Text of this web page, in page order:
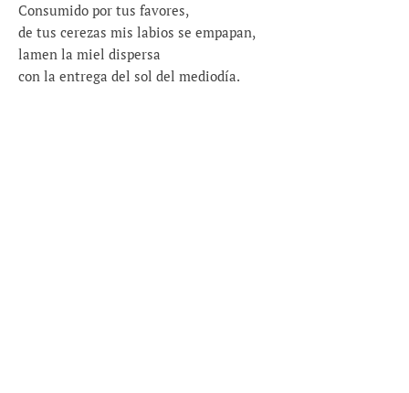
Consumido por tus favores,
de tus cerezas mis labios se empapan,
lamen la miel dispersa
con la entrega del sol del mediodía.